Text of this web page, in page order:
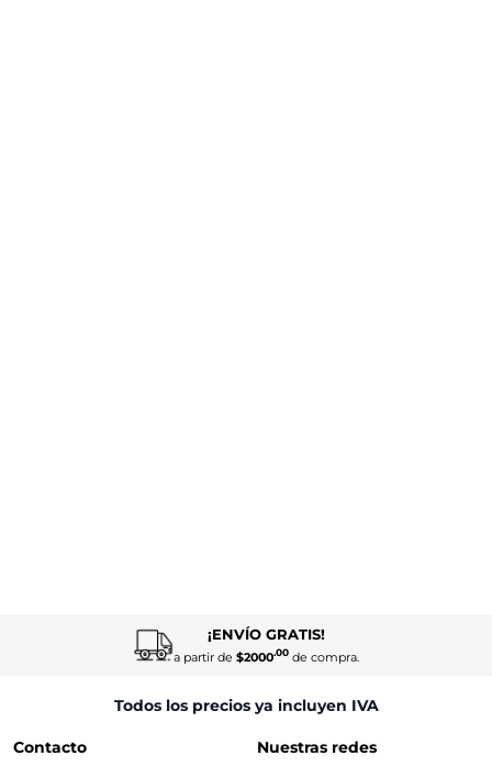
¡ENVÍO GRATIS!
a partir de $2000.00de compra.
Todos los precios ya incluyen IVA
Contacto Nuestras redes